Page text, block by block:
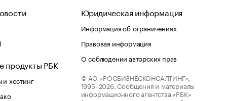
продукты РБК
хостинг
Юридическая информация
Информация об ограничениях
Правовая информация
О соблюдении авторских прав
© АО «РОСБИЗНЕСКОНСАЛТИНГ»,
1995–2026. Сообщения и материалы
информационного агентства «РБК»